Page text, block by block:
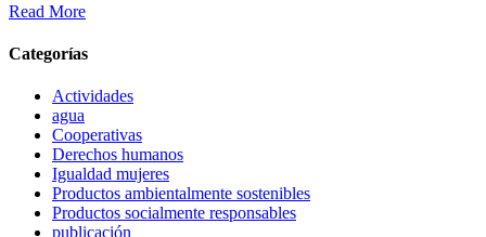
Read More
Categorías
Actividades
agua
Cooperativas
Derechos humanos
Igualdad mujeres
Productos ambientalmente sostenibles
Productos socialmente responsables
publicación